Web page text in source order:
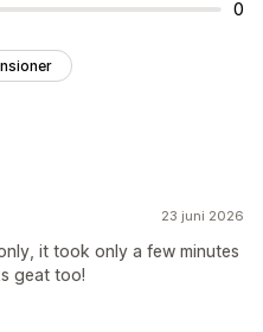
0
23 juni 2026
it took only a few minutes
geat too!